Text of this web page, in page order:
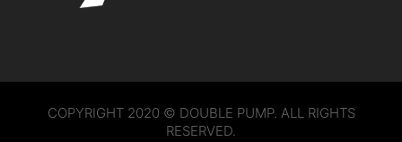
COPYRIGHT 2020 © DOUBLE PUMP. ALL RIGHTS
RESERVED.